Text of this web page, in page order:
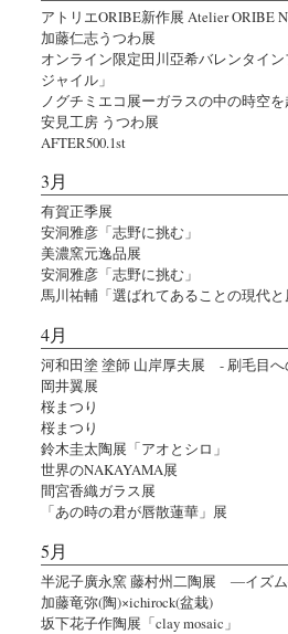
アトリエORIBE新作展 Atelier ORIBE
加藤仁志うつわ展
オンライン限定田川亞希バレンタイ
ジャイル」
ノグチミエコ展ーガラスの中の時空
安見工房 うつわ展
AFTER500.1st
3月
有賀正季展
安洞雅彦「志野に挑む」
美濃窯元逸品展
安洞雅彦「志野に挑む」
馬川祐輔「選ばれてあることの現代と
4月
河和田塗 塗師 山岸厚夫展 - 刷毛目へ
岡井翼展
桜まつり
桜まつり
鈴木圭太陶展「アオとシロ」
世界のNAKAYAMA展
間宮香織ガラス展
「あの時の君が唇散蓮華」展
5月
半泥子廣永窯 藤村州二陶展 ―イズ
加藤竜弥(陶)×ichirock(盆栽)
坂下花子作陶展「clay mosaic」